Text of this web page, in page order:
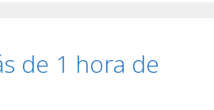
de 1 hora de